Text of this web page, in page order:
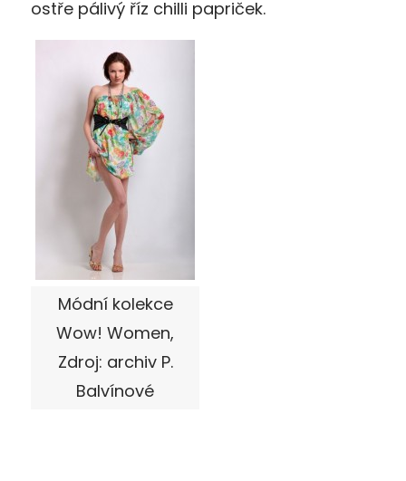
ostře pálivý říz chilli papriček.
Módní kolekce
Wow! Women,
Zdroj: archiv P.
Balvínové